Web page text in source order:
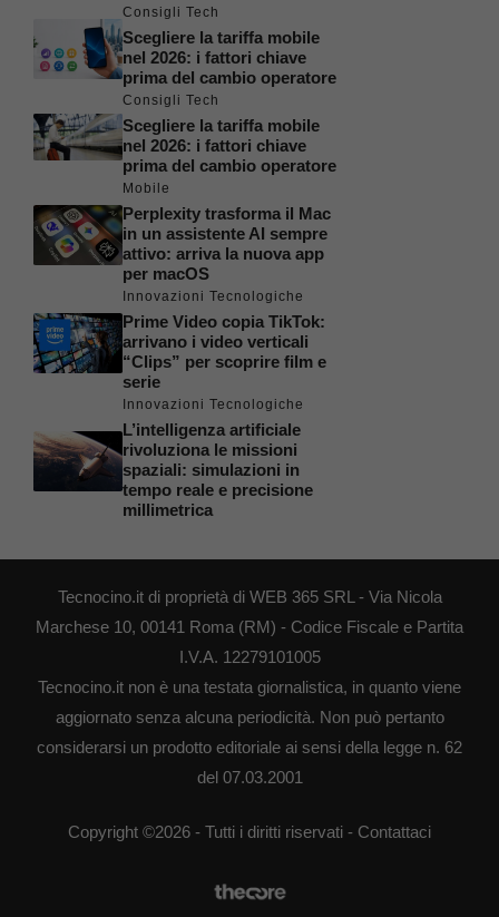
Consigli Tech
Scegliere la tariffa mobile
nel 2026: i fattori chiave
prima del cambio operatore
Consigli Tech
Scegliere la tariffa mobile
nel 2026: i fattori chiave
prima del cambio operatore
Mobile
Perplexity trasforma il Mac
in un assistente AI sempre
attivo: arriva la nuova app
per macOS
Innovazioni Tecnologiche
Prime Video copia TikTok:
arrivano i video verticali
“Clips” per scoprire film e
serie
Innovazioni Tecnologiche
L’intelligenza artificiale
rivoluziona le missioni
spaziali: simulazioni in
tempo reale e precisione
millimetrica
Tecnocino.it di proprietà di WEB 365 SRL - Via Nicola
Marchese 10, 00141 Roma (RM) - Codice Fiscale e Partita
I.V.A. 12279101005
Tecnocino.it non è una testata giornalistica, in quanto viene
aggiornato senza alcuna periodicità. Non può pertanto
considerarsi un prodotto editoriale ai sensi della legge n. 62
del 07.03.2001
Copyright ©2026 - Tutti i diritti riservati - Contattaci